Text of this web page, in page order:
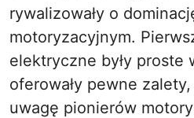
rywalizowały o
motoryzacyjnym.
elektryczne były proste
oferowały pewne
uwagę pionierów